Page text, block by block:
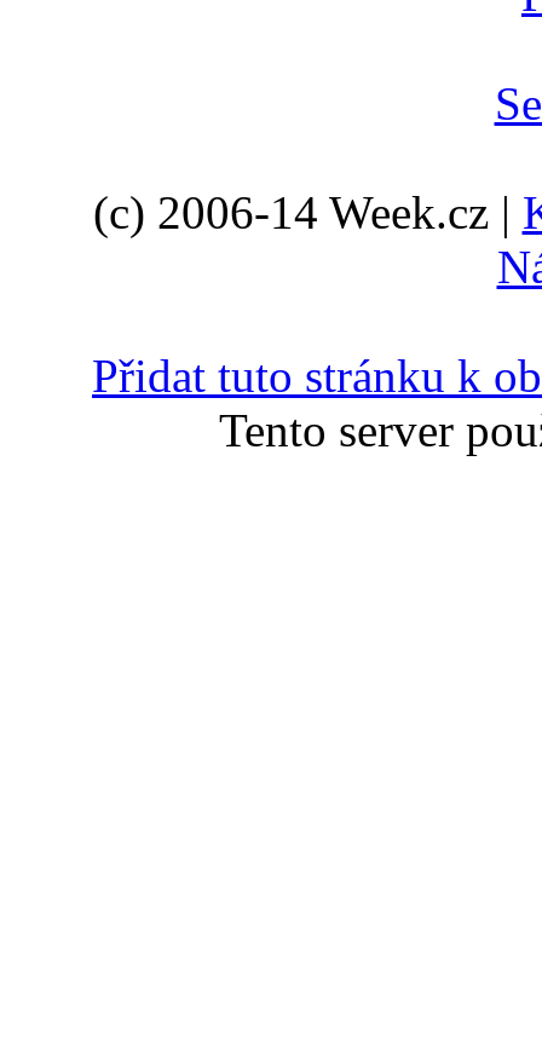
(c) 2006-14 Week.cz |
Přidat tuto stránku k
Tento server